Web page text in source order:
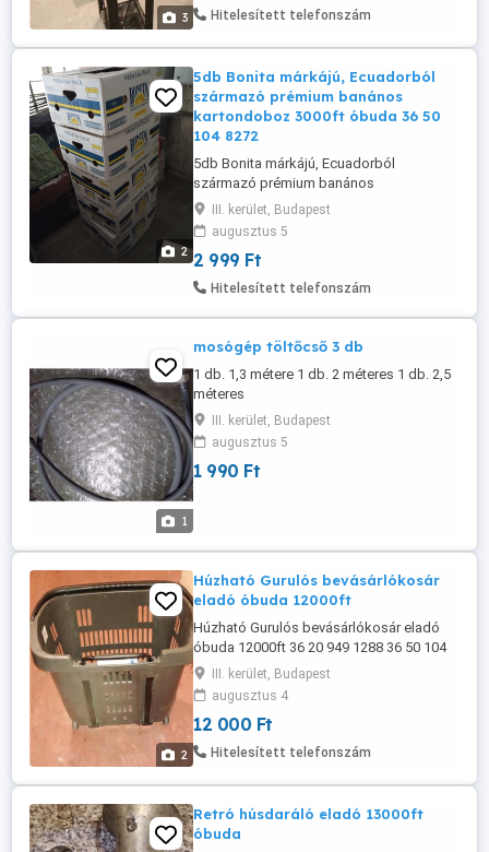
3 Hitelesített telefonszám
2
5db Bonita márkájú, Ecuadorból
származó prémium banános
kartondoboz 3000ft óbuda 36 50
104 8272
5db Bonita márkájú, Ecuadorból
származó prémium banános
kartondoboz 3000ft óbuda 36 50 104
8272
III. kerület, Budapest
augusztus 5
2 999 Ft
Hitelesített telefonszám
1
mosógép töltőcső 3 db
1 db. 1,3 métere 1 db. 2 méteres 1 db. 2,5
méteres
III. kerület, Budapest
augusztus 5
1 990 Ft
2
Húzható Gurulós bevásárlókosár
eladó óbuda 12000ft
Húzható Gurulós bevásárlókosár eladó
óbuda 12000ft 36 20 949 1288 36 50 104
8272 magánszemély vagyok posta
kizárolag előre fizetés után postán
maradó +5000ft
III. kerület, Budapest
augusztus 4
12 000 Ft
Hitelesített telefonszám
Retró húsdaráló eladó 13000ft
óbuda